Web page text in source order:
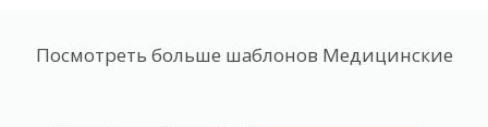
Посмотреть больше шаблонов Медицинские